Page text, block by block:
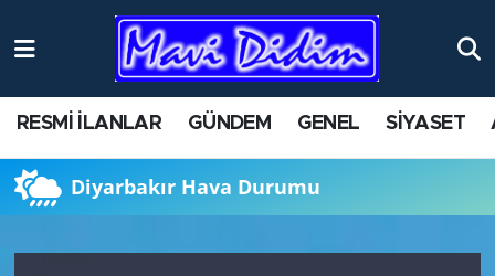
RESMİ İLANLAR GÜNDEM GENEL SİYASET
Diyarbakır Hava Durumu
ANTİK YERLER
AYDIN
BİLİM VE TEKNOLOJİ
Nöbetçi Eczaneler
Namaz Vakitleri
Trafik Durumu